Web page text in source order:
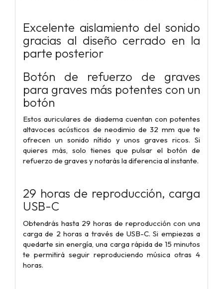
Excelente aislamiento del sonido
gracias al diseño cerrado en la
parte posterior
Botón de refuerzo de graves
para graves más potentes con un
botón
Estos auriculares de diadema cuentan con potentes
altavoces acústicos de neodimio de 32 mm que te
ofrecen un sonido nítido y unos graves ricos. Si
quieres más, solo tienes que pulsar el botón de
refuerzo de graves y notarás la diferencia al instante.
29 horas de reproducción, carga
USB-C
Obtendrás hasta 29 horas de reproducción con una
carga de 2 horas a través de USB-C. Si empiezas a
quedarte sin energía, una carga rápida de 15 minutos
te permitirá seguir reproduciendo música otras 4
horas.